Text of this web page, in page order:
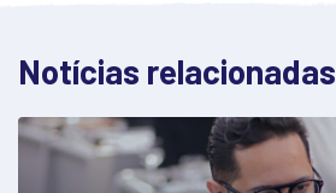
Notícias relacionadas